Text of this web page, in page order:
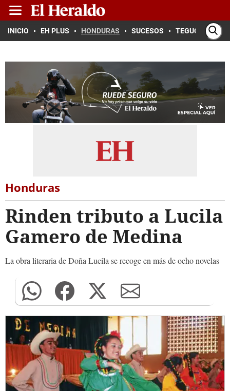
INICIO EH PLUS HONDURAS SUCESOS TEGUCIGALPA
Honduras
Rinden tributo a Lucila
Gamero de Medina
La obra literaria de Doña Lucila se recoge en más de ocho novelas